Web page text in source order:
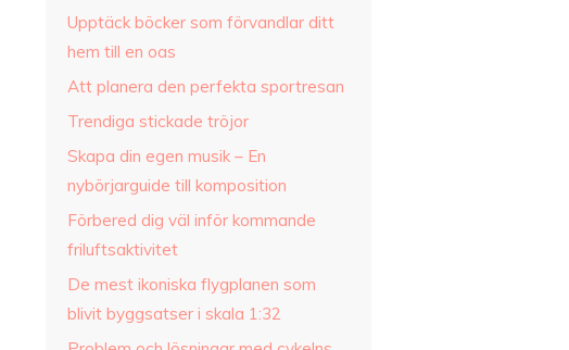
Upptäck böcker som förvandlar ditt
hem till en oas
Att planera den perfekta sportresan
Trendiga stickade tröjor
Skapa din egen musik – En
nybörjarguide till komposition
Förbered dig väl inför kommande
friluftsaktivitet
De mest ikoniska flygplanen som
blivit byggsatser i skala 1:32